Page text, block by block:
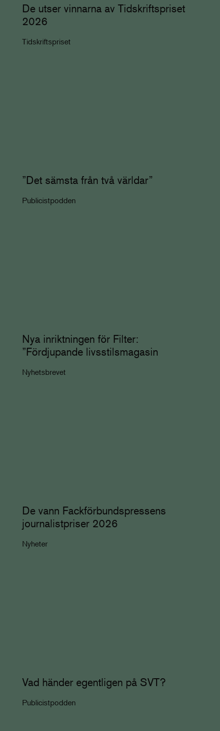
De utser vinnarna av Tidskriftspriset
2026
Tidskriftspriset
”Det sämsta från två världar”
Publicistpodden
Nya inriktningen för Filter:
”Fördjupande livsstilsmagasin
Nyhetsbrevet
De vann Fackförbundspressens
journalistpriser 2026
Nyheter
Vad händer egentligen på SVT?
Publicistpodden